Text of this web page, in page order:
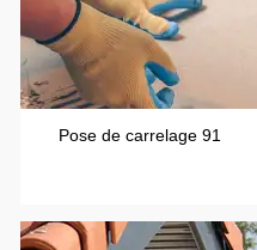
Pose de carrelage 91